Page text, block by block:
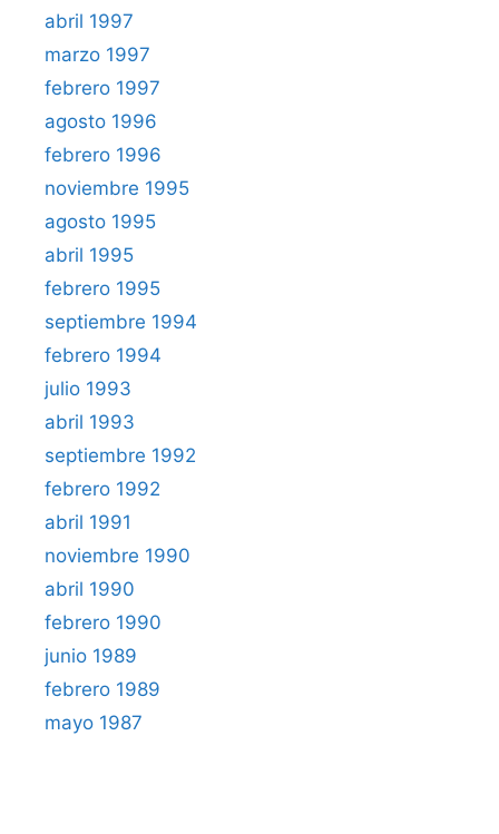
abril 1997
marzo 1997
febrero 1997
agosto 1996
febrero 1996
noviembre 1995
agosto 1995
abril 1995
febrero 1995
septiembre 1994
febrero 1994
julio 1993
abril 1993
septiembre 1992
febrero 1992
abril 1991
noviembre 1990
abril 1990
febrero 1990
junio 1989
febrero 1989
mayo 1987